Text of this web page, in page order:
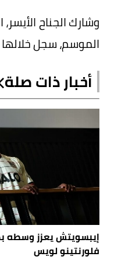
الموسم، سجل خلالها 19 هدفاً وقدم 8 تمريرات حاسمة.
أخبار ذات صلة
إيبسويتش يعزز وسطه
فلورنتينو لويس